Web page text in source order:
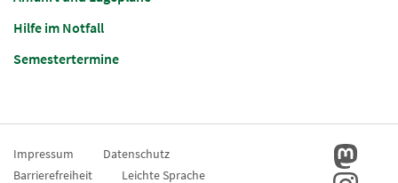
Hilfe im Notfall
Semestertermine
Impressum
Datenschutz
Barrierefreiheit
Leichte Sprache